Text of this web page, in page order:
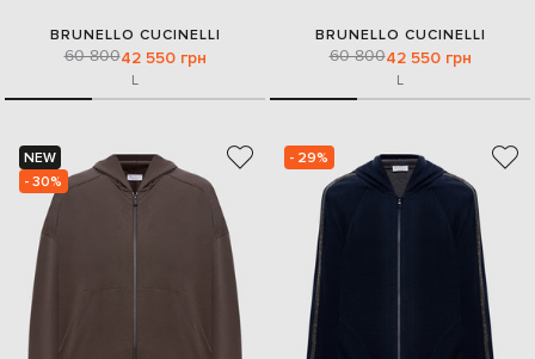
BRUNELLO CUCINELLI
60 80042 550 грн
L
BRUNELLO CUCINELLI
60 80042 550 грн
L
NEW
- 30%
- 29%